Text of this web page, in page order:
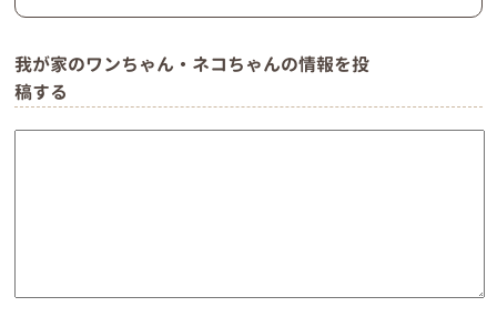
我が家のワンちゃん・ネコちゃんの情報を投
稿する